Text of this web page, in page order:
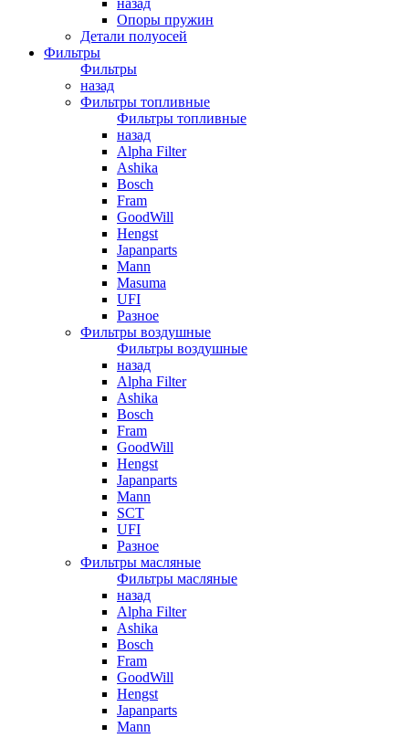
назад
Опоры пружин
Детали полуосей
Фильтры
Фильтры
назад
Фильтры топливные
Фильтры топливные
назад
Alpha Filter
Ashika
Bosch
Fram
GoodWill
Hengst
Japanparts
Mann
Masuma
UFI
Разное
Фильтры воздушные
Фильтры воздушные
назад
Alpha Filter
Ashika
Bosch
Fram
GoodWill
Hengst
Japanparts
Mann
SCT
UFI
Разное
Фильтры масляные
Фильтры масляные
назад
Alpha Filter
Ashika
Bosch
Fram
GoodWill
Hengst
Japanparts
Mann